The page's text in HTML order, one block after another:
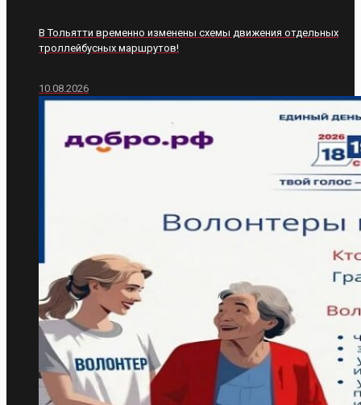
В Тольятти временно изменены схемы движения отдельных
троллейбусных маршрутов!
10.08.2026